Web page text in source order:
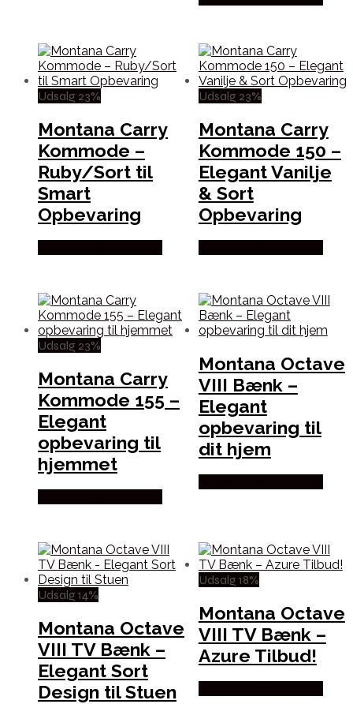
Udsalg 23%
Montana Carry
Kommode –
Ruby/Sort til
Smart
Opbevaring
Udsalg 23%
Montana Carry
Kommode 150 –
Elegant Vanilje
& Sort
Opbevaring
Udsalg 23%
Montana Carry
Kommode 155 –
Elegant
opbevaring til
hjemmet
Montana Octave
VIII Bænk –
Elegant
opbevaring til
dit hjem
Udsalg 14%
Montana Octave
VIII TV Bænk –
Elegant Sort
Design til Stuen
Udsalg 18%
Montana Octave
VIII TV Bænk –
Azure Tilbud!